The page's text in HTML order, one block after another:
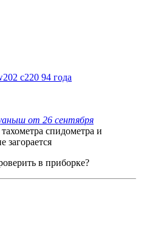
c220 94 года
от 26 сентября
спидометра и
загорается
в приборке?